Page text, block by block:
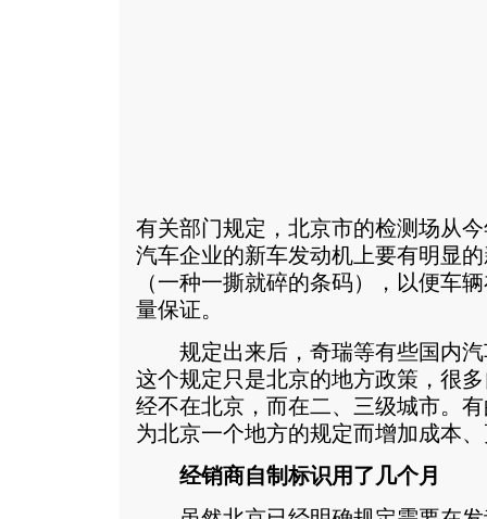
有关部门规定，北京市的检测场从
汽车企业的新车发动机上要有明显
（一种一撕就碎的条码），以便车
量保证。
规定出来后，奇瑞等有些国内汽
这个规定只是北京的地方政策，很
经不在北京，而在二、三级城市。
为北京一个地方的规定而增加成本
经销商自制标识用了几个月